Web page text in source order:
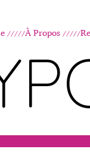
À Propos